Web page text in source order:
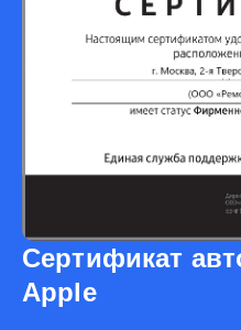
Сертификат
Apple